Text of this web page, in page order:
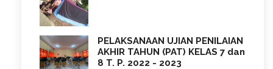
PELAKSANAAN UJIAN PENILAIAN
AKHIR TAHUN (PAT) KELAS 7 dan
8 T. P. 2022 - 2023